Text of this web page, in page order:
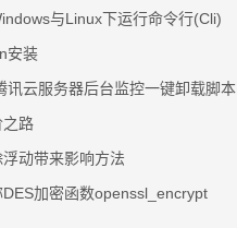
与Linux下运行命令行(Cli)
安装
讯云服务器后台监控一键卸载脚本
之路
动带来影响方法
DES加密函数openssl_encrypt